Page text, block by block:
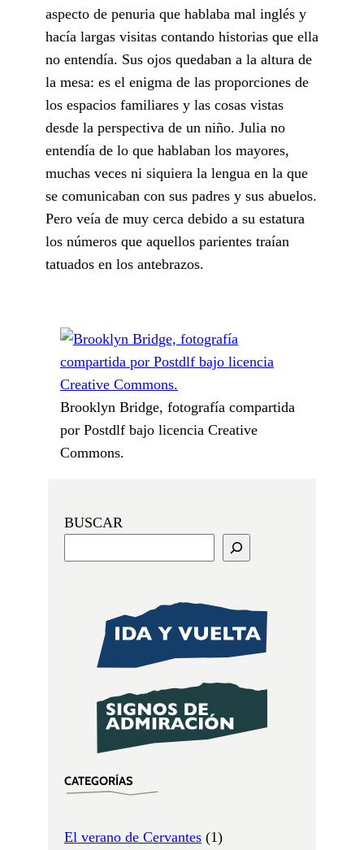
aspecto de penuria que hablaba mal inglés y
hacía largas visitas contando historias que ella
no entendía. Sus ojos quedaban a la altura de
la mesa: es el enigma de las proporciones de
los espacios familiares y las cosas vistas
desde la perspectiva de un niño. Julia no
entendía de lo que hablaban los mayores,
muchas veces ni siquiera la lengua en la que
se comunicaban con sus padres y sus abuelos.
Pero veía de muy cerca debido a su estatura
los números que aquellos parientes traían
tatuados en los antebrazos.
Brooklyn Bridge, fotografía compartida
por Postdlf bajo licencia Creative
Commons.
BUSCAR
CATEGORÍAS
El verano de Cervantes (1)